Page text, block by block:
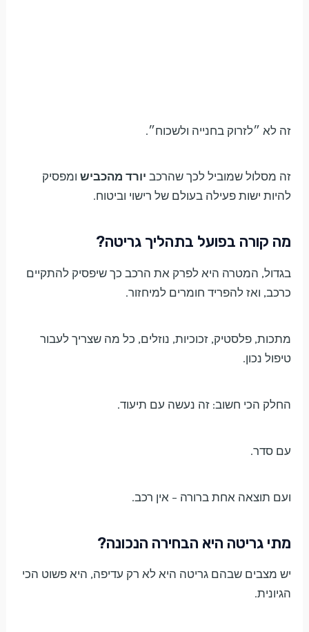
זה לא ״לזרוק בחנייה ולשכוח״.
זה מסלול שמוביל לכך שהרכב יורד מהכביש ומפסיק
להיות ישות פעילה בעולם של רישוי וביטוח.
מה קורה בפועל בתהליך גריטה?
בגדול, המטרה היא לפרק את הרכב כך שיפסיק להתקיים
כרכב, ואז להפריד חומרים למיחזור.
מתכות, פלסטיק, זכוכיות, נוזלים, כל מה שצריך לעבור
טיפול נכון.
החלק הכי חשוב: זה נעשה עם תיעוד.
עם סדר.
ועם תוצאה אחת ברורה – אין רכב.
מתי גריטה היא הבחירה הנכונה?
יש מצבים שבהם גריטה היא לא רק עדיפה, היא פשוט הכי
הגיונית.